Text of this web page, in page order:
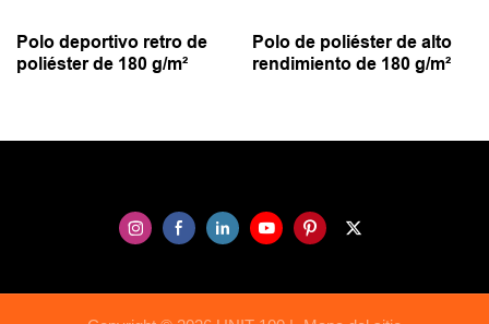
Polo deportivo retro de
poliéster de 180 g/m²
Polo de poliéster de alto
rendimiento de 180 g/m²